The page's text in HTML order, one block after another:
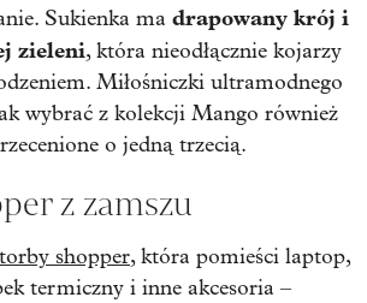
Sukienka ma drapowany krój i
zieleni, która nieodłącznie kojarzy
Miłośniczki ultramodnego
wybrać z kolekcji Mango również
o jedną trzecią.
z zamszu
torby shopper, która pomieści laptop,
termiczny i inne akcesoria –